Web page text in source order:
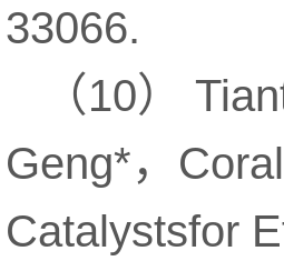
33066.
（10）
Geng*，
Catalystsfor